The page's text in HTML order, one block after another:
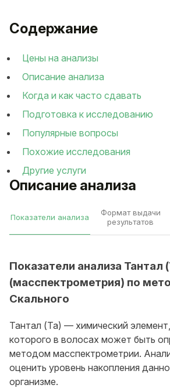
Описание анализа
Показатели анализа
Формат выдачи
результатов
Показатели анализа Тантал
(масспектрометрия) по
Скального
Тантал (Ta) — химический
которого в волосах может быть
методом масспектрометрии.
оценить уровень накопления
организме.
Содержание
Цены на анализы
Описание анализа
Когда и как часто сдавать
Подготовка к исследованию
Популярные вопросы
Похожие исследования
Другие услуги